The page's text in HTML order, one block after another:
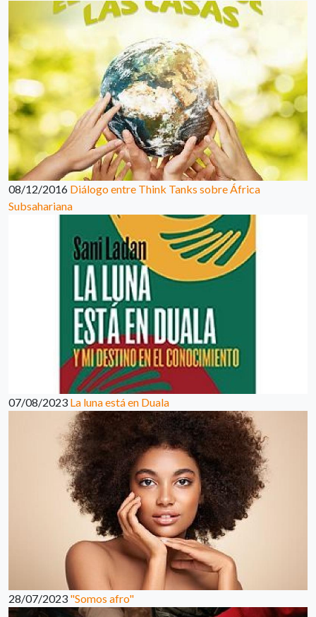
08/12/2016 Diálogo entre Think Tanks sobre África
Subsahariana
07/08/2023 La luna está en Duala
28/07/2023 "Somos afro"